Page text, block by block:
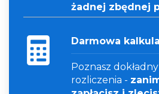
żadnej zbędnej
Darmowa
Poznasz
rozliczenia -